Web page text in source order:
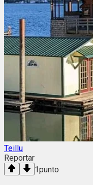
Teillu
Reportar
1punto